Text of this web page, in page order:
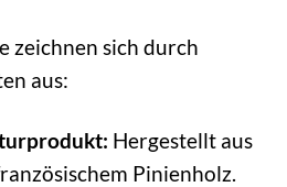
zeichnen sich durch
aus:
Hergestellt aus
Pinienholz.